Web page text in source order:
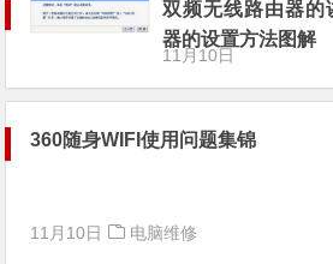
双频无线路由器的
器的设置方法图解
11月10日
360随身WIFI使用问题集锦
11月10日 电脑维修